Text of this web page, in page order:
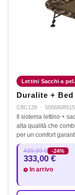
Lettini Sacchi a
Duralite + Bed
CBC128 ·
Il sistema lettino +
alta qualità che
per un comfort
439,99 € -24%
333,00 €
In arrivo